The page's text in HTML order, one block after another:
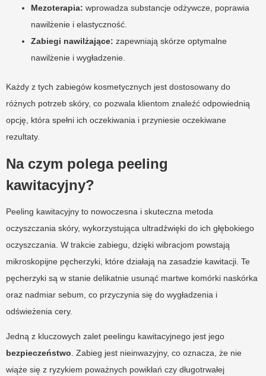
Mezoterapia: wprowadza substancje odżywcze, poprawia
nawilżenie i elastyczność.
Zabiegi nawilżające: zapewniają skórze optymalne
nawilżenie i wygładzenie.
Każdy z tych zabiegów kosmetycznych jest dostosowany do
różnych potrzeb skóry, co pozwala klientom znaleźć odpowiednią
opcję, która spełni ich oczekiwania i przyniesie oczekiwane
rezultaty.
Na czym polega peeling
kawitacyjny?
Peeling kawitacyjny to nowoczesna i skuteczna metoda
oczyszczania skóry, wykorzystująca ultradźwięki do ich głębokiego
oczyszczania. W trakcie zabiegu, dzięki wibracjom powstają
mikroskopijne pęcherzyki, które działają na zasadzie kawitacji. Te
pęcherzyki są w stanie delikatnie usunąć martwe komórki naskórka
oraz nadmiar sebum, co przyczynia się do wygładzenia i
odświeżenia cery.
Jedną z kluczowych zalet peelingu kawitacyjnego jest jego
bezpieczeństwo . Zabieg jest nieinwazyjny, co oznacza, że nie
wiąże się z ryzykiem poważnych powikłań czy długotrwałej